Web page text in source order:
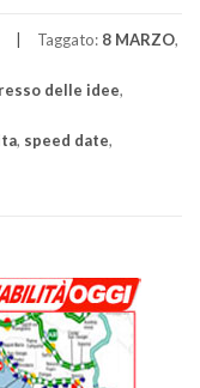
Taggato: 8 MARZO,
delle idee,
, speed date,